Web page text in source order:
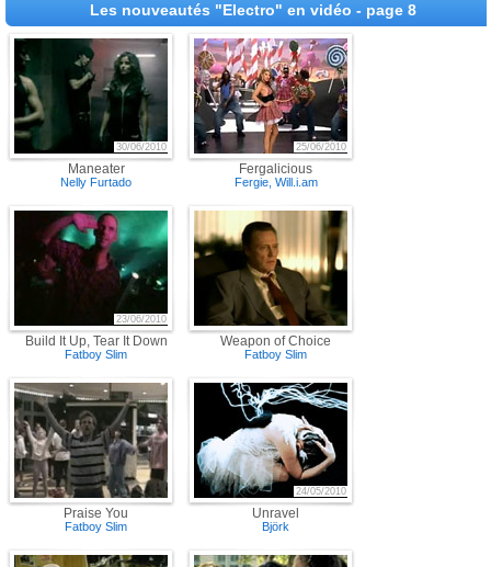
Les nouveautés "Electro" en vidéo - page 8
Maneater
30/06/2010
Nelly Furtado
Fergalicious
25/06/2010
Fergie, Will.i.am
Build It Up, Tear It Down
23/06/2010
Fatboy Slim
Weapon of Choice
Fatboy Slim
Praise You
Fatboy Slim
Unravel
24/05/2010
Björk